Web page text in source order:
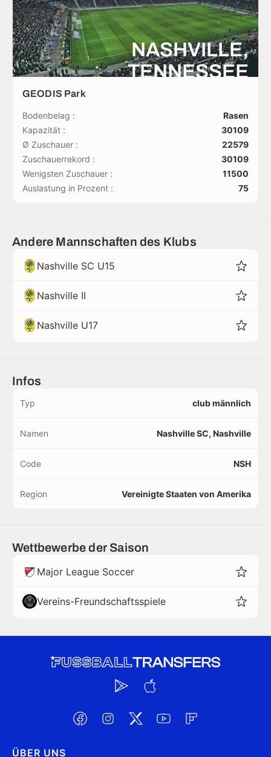
NASHVILLE,
TENNESSEE
GEODIS Park
Bodenbelag :
Rasen
Kapazität :
30109
Ø Zuschauer :
22579
Zuschauerrekord :
30109
Wenigsten Zuschauer :
11500
Auslastung in Prozent :
75
Andere Mannschaften des Klubs
Nashville SC U15
Nashville II
Nashville U17
Infos
Typ club männlich
Namen Nashville SC, Nashville
Code NSH
Region Vereinigte Staaten von Amerika
Wettbewerbe der Saison
Major League Soccer
Vereins-Freundschaftsspiele
ÜBER UNS